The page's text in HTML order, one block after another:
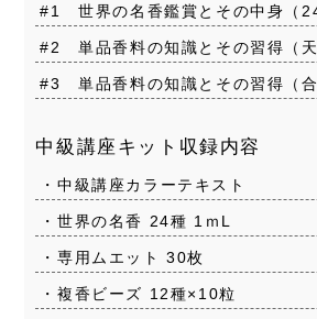
#1 世界の名香鑑賞とその中身（24
#2 単品香料の知識とその習得（天
#3 単品香料の知識とその習得（合
中級講座キット収録内容
・中級講座カラーテキスト
・世界の名香 24種 1ｍL
・専用ムエット 30枚
・複香ビーズ 12種×10粒